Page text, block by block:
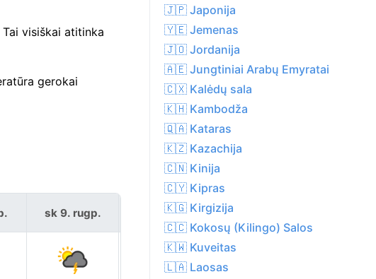
visiškai atitinka
gerokai
sk 9. rugp. pr 10. rugp.
🇯🇵 Japonija
🇾🇪 Jemenas
🇯🇴 Jordanija
🇦🇪 Jungtiniai Arabų Emyratai
🇨🇽 Kalėdų sala
🇰🇭 Kambodža
🇶🇦 Kataras
🇰🇿 Kazachija
🇨🇳 Kinija
🇨🇾 Kipras
🇰🇬 Kirgizija
🇨🇨 Kokosų (Kilingo) Salos
🇰🇼 Kuveitas
🇱🇦 Laosas